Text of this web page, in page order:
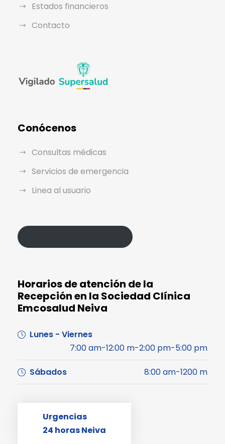
Estados financieros
Contacto
Conócenos
Consultas médicas
Servicios de emergencia
Linea al usuario
Horarios de atención de la
Recepción en la Sociedad Clínica
Emcosalud Neiva
Lunes - Viernes
7:00 am-12:00 m-2:00 pm-5:00 pm
Sábados 8:00 am-1200 m
Urgencias
24 horas Neiva